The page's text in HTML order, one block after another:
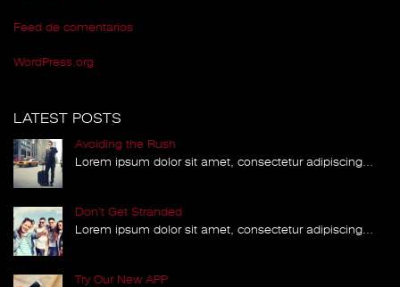
Feed de comentarios
WordPress.org
LATEST POSTS
Avoiding the Rush
Lorem ipsum dolor sit amet, consectetur adipiscing...
Don’t Get Stranded
Lorem ipsum dolor sit amet, consectetur adipiscing...
Try Our New APP